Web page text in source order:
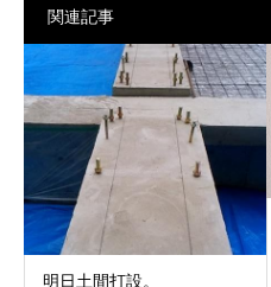
関連記事
明日土間打設。